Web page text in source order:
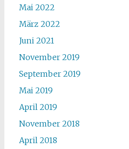
Mai 2022
März 2022
Juni 2021
November 2019
September 2019
Mai 2019
April 2019
November 2018
April 2018